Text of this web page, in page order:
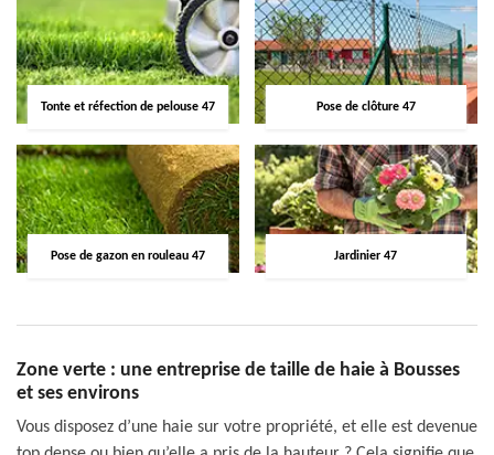
Tonte et réfection de pelouse 47 Pose de clôture 47
Pose de gazon en rouleau 47 Jardinier 47
Zone verte : une entreprise de taille de haie à Bousses
et ses environs
Vous disposez d’une haie sur votre propriété, et elle est devenue